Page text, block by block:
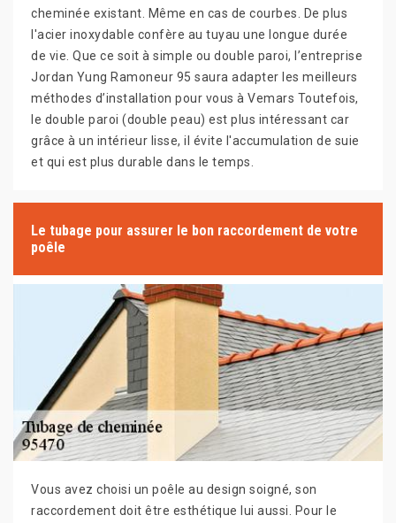
cheminée existant. Même en cas de courbes. De plus
l'acier inoxydable confère au tuyau une longue durée
de vie. Que ce soit à simple ou double paroi, l’entreprise
Jordan Yung Ramoneur 95 saura adapter les meilleurs
méthodes d’installation pour vous à Vemars Toutefois,
le double paroi (double peau) est plus intéressant car
grâce à un intérieur lisse, il évite l'accumulation de suie
et qui est plus durable dans le temps.
Le tubage pour assurer le bon raccordement de votre
poêle
Vous avez choisi un poêle au design soigné, son
raccordement doit être esthétique lui aussi. Pour le